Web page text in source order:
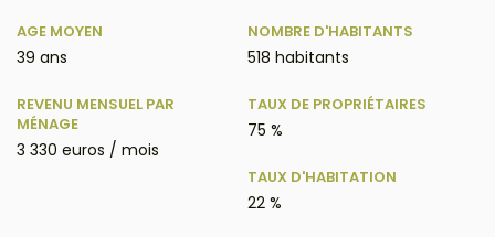
AGE MOYEN
39 ans
NOMBRE D'HABITANTS
518 habitants
REVENU MENSUEL PAR
MÉNAGE
3 330 euros / mois
TAUX DE PROPRIÉTAIRES
75 %
TAUX D'HABITATION
22 %